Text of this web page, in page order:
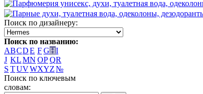
Поиск по дизайнеру:
Поиск по названию:
ABCDE FGHI
J KLMN OPQR
S TUVWXYZ№
Поиск по ключевым
словам: